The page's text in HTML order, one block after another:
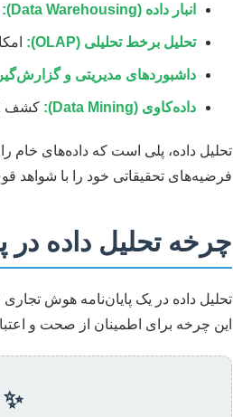
انبار داده (Data Warehousing):
تحلیل برخط تحلیلی (OLAP):
داشبوردهای مدیریتی و
داده‌کاوی (Data Mining): کشف
تحلیل داده، پلی است که داده‌های خام
فرضیه‌های تحقیقاتی خود را با شواهد
چرخه تحلیل داده در
تحلیل داده در یک پایان‌نامه هوش
این چرخه برای اطمینان از صحت و